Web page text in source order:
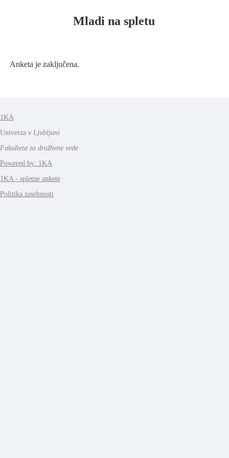
Mladi na spletu
Anketa je zaključena.
1KA
Univerza v Ljubljani
Fakulteta za družbene vede
Powered by: 1KA
1KA - spletne ankete
Politika zasebnosti